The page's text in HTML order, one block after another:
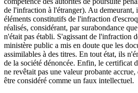
de l'infraction à l'étranger). Au demeurant,
éléments constitutifs de l'infraction
réalisés, considérant, par surabondance
n'était pas établi. S'agissant de l'infraction
ministère public a mis en doute que les
assimilables à des titres. En tout état, ils
de la société dénoncée. Enfin, le certificat
ne revêtait pas une valeur probante
être considéré comme un faux intellectuel.